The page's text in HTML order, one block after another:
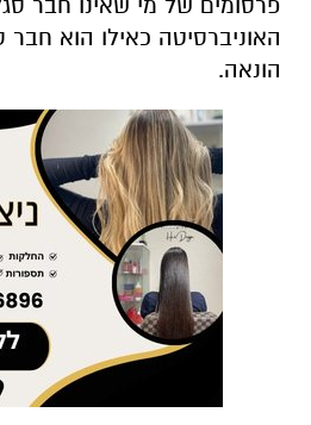
האוניברסיטה כאילו הוא חבר
הונאה.